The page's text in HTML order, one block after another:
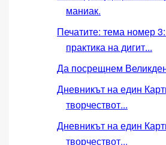
маниак.
Печатите: тема номер
практика на дигит...
Да посрещнем
Дневникът на един
творчествот...
Дневникът на един
творчествот...